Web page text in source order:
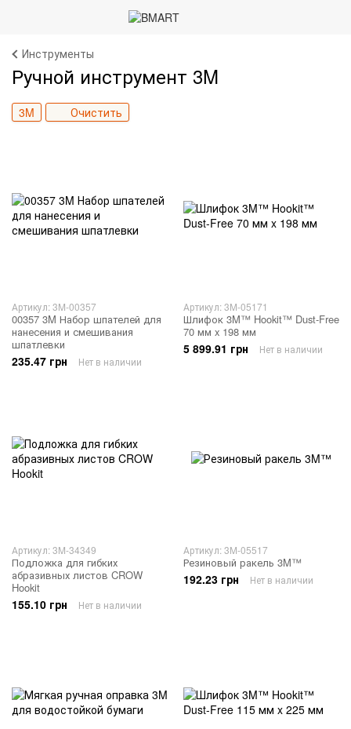
Инструменты
Ручной инструмент 3M
3M Очистить
Артикул: 3M-00357
00357 3M Набор шпателей для
нанесения и смешивания
шпатлевки
235.47 грн Нет в наличии
Артикул: 3M-05171
Шлифок 3M™ Hookit™ Dust-Free
70 мм x 198 мм
5 899.91 грн Нет в наличии
Артикул: 3M-34349
Подложка для гибких
абразивных листов CROW
Hookit
155.10 грн Нет в наличии
Артикул: 3M-05517
Резиновый ракель 3M™
192.23 грн Нет в наличии